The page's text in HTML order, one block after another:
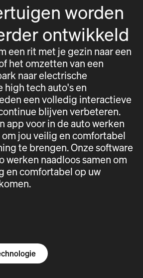
worden
ontwikkeld
een rit met je gezin naar een
het omzetten van een
naar electrische
high tech auto's en
een volledig interactieve
blijven verbeteren.
app voor in de auto werken
om jou veilig en comfortabel
te brengen. Onze software
werken naadloos samen om
en comfortabel op uw